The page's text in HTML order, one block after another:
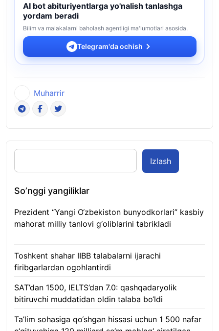
AI bot abituriyentlarga yo'nalish tanlashga
yordam beradi
Bilim va malakalarni baholash agentligi ma'lumotlari asosida.
Telegram'da ochish
Muharrir
Izlash
So’nggi yangiliklar
Prezident “Yangi O‘zbekiston bunyodkorlari” kasbiy
mahorat milliy tanlovi g‘oliblarini tabrikladi
Toshkent shahar IIBB talabalarni ijarachi
firibgarlardan ogohlantirdi
SAT’dan 1500, IELTS’dan 7.0: qashqadaryolik
bitiruvchi muddatidan oldin talaba bo‘ldi
Ta’lim sohasiga qo‘shgan hissasi uchun 1 500 nafar